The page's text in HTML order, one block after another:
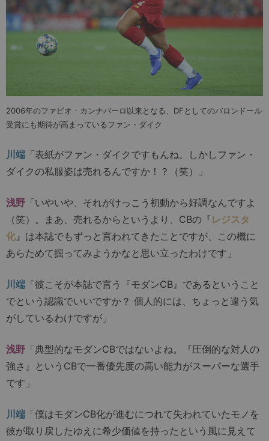
2006年のファビオ・カンナバーロ以来となる、DFとしてのバロンドール
受賞にも期待が高まっているファン・ダイク
川端 「表紙がファン・ダイクですもんね。しかしファン・
ダイクの私服姿は売れるんですか！？（笑）」
浅野 「いやいや、それがけっこう初動から好調なんですよ
（笑）。まあ、売れるからというより、CBの『 レジスタ
化』は本誌でもずっと言われてきたことですが、この機に
あらためて掘ってみようかなと思い立ったわけです」
川端 「彼こそが本誌で言う『モダンCB』であるということ
でという認識でいいですか？ 個人的には、ちょっと違う気
がしているわけですが」
浅野 「典型的なモダンCBではないよね。『圧倒的な対人の
強さ』というCBで一番優先度の高い能力がスーパーな選手
です」
川端 「僕はモダンCB化が進むにつれて失われていたモノを
彼が取り戻したゆえに希少価値を持ったという風に見えて